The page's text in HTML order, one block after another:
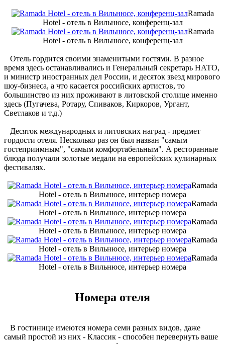
Ramada
Hotel - отель в Вильнюсе, конференц-зал
Ramada
Hotel - отель в Вильнюсе, конференц-зал
Отель гордится своими знаменитыми гостями. В разное
время здесь останавливались и Генеральный секретарь НАТО,
и министр иностранных дел России, и десяток звезд мирового
шоу-бизнеса, а что касается российских артистов, то
большинство из них проживают в литовской столице именно
здесь (Пугачева, Ротару, Спиваков, Киркоров, Ургант,
Светлаков и т.д.)
Десяток международных и литовских наград - предмет
гордости отеля. Несколько раз он был назван "самым
гостеприимным", "самым комфортабельным". А ресторанные
блюда получали золотые медали на европейских кулинарных
фестивалях.
Ramada
Hotel - отель в Вильнюсе, интерьер номера
Ramada
Hotel - отель в Вильнюсе, интерьер номера
Ramada
Hotel - отель в Вильнюсе, интерьер номера
Ramada
Hotel - отель в Вильнюсе, интерьер номера
Ramada
Hotel - отель в Вильнюсе, интерьер номера
Номера отеля
В гостинице имеются номера семи разных видов, даже
самый простой из них - Классик - способен перевернуть ваше